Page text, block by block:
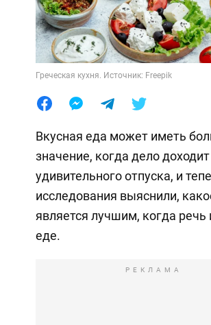
Греческая кухня. Источник: Freepik
Вкусная еда может иметь
значение, когда дело
удивительного отпуска, и
исследования выяснили,
является лучшим, когда речь
еде.
РЕКЛАМА